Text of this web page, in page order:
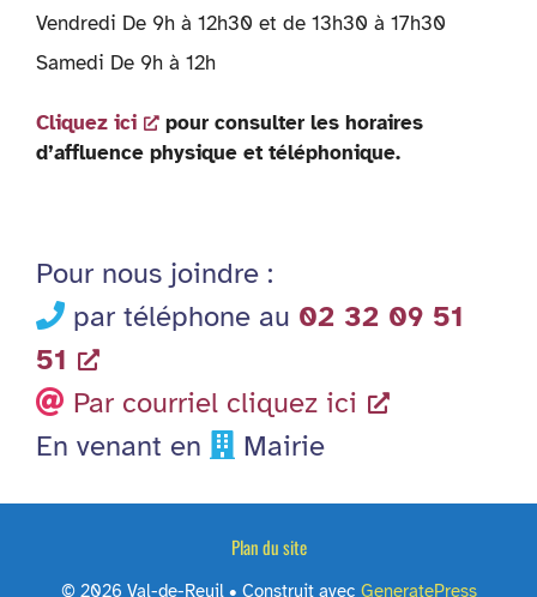
Vendredi De 9h à 12h30 et de 13h30 à 17h30
Samedi De 9h à 12h
Cliquez ici
pour consulter les horaires
d’affluence physique et téléphonique.
Pour nous joindre :
par téléphone au 02 32 09 51
51
Par courriel cliquez ici
En venant en
Mairie
Plan du site
© 2026 Val-de-Reuil• Construit avec GeneratePress